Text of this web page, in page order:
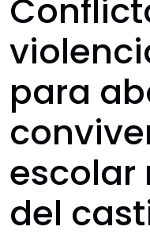
para
escolar
del